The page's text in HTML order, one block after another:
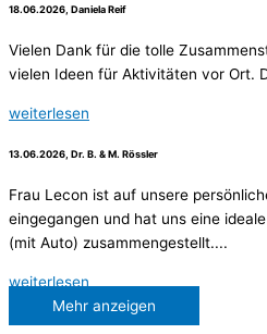
18.06.2026, Daniela Reif
Vielen Dank für die tolle
vielen Ideen für Aktivitäten vor Ort.
weiterlesen
13.06.2026, Dr. B. & M. Rössler
Frau Lecon ist auf unsere
eingegangen und hat uns eine
(mit Auto) zusammengestellt....
weiterlesen
Mehr anzeigen